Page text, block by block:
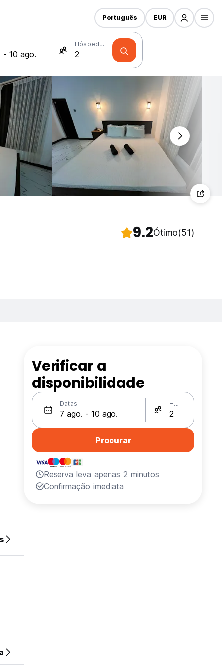
Hóspedes
Português EUR
9.2Ótimo(51)
Verificar a
disponibilidade
Datas Hóspedes
Procurar
Reserva leva apenas 2 minutos
Confirmação imediata